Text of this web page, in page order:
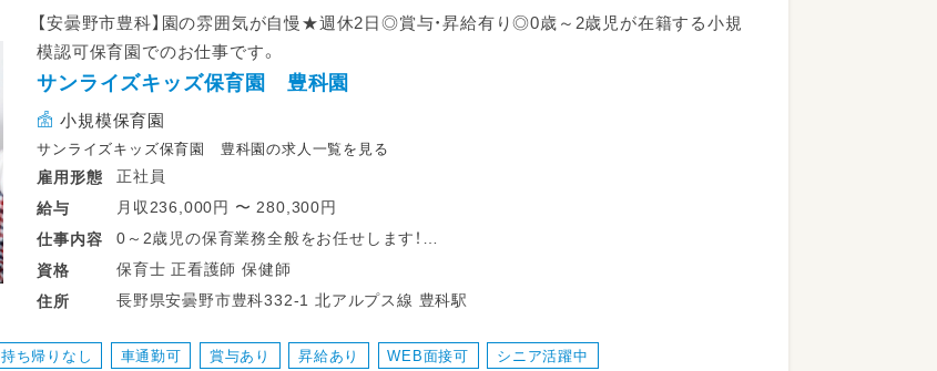
【安曇野市豊科】園の雰囲気が自慢★週休2日◎賞与・昇給有り◎0歳～2歳児が在籍する小規
模認可保育園でのお仕事です。
サンライズキッズ保育園 豊科園
小規模保育園
サンライズキッズ保育園 豊科園の求人一覧を見る
雇用形態
正社員
給与
月収236,000円 〜 280,300円
仕事内容
0～2歳児の保育業務全般をお任せします！
・生活面(食事・トイレ・着替えなど)のお世話
・保護者対応
・掃除や雑務
資格
保育士 正看護師 保健師
住所
長野県安曇野市豊科332-1 北アルプス線 豊科駅
持ち帰りなし 車通勤可 賞与あり 昇給あり WEB面接可 シニア活躍中